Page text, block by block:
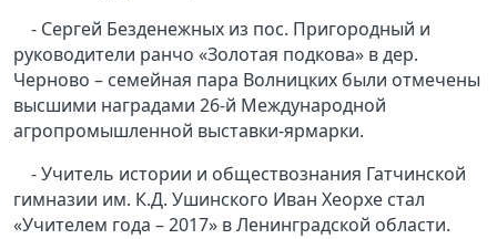
- Сергей Безденежных из пос. Пригородный и
руководители ранчо «Золотая подкова» в дер.
Черново – семейная пара Волницких были отмечены
высшими наградами 26-й Международной
агропромышленной выставки-ярмарки.
- Учитель истории и обществознания Гатчинской
гимназии им. К.Д. Ушинского Иван Хеорхе стал
«Учителем года – 2017» в Ленинградской области.